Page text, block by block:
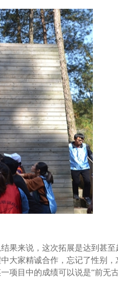
果来说，这次拓展是达到甚
大家精诚合作，忘记了性别
目中的成绩可以说是“前无